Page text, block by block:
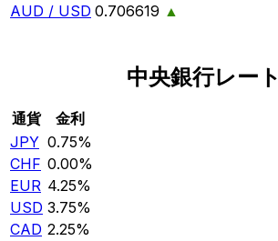
AUD / USD 0.706619 ▲
中央銀行レート
通貨
金利
JPY 0.75%
CHF 0.00%
EUR 4.25%
USD 3.75%
CAD 2.25%